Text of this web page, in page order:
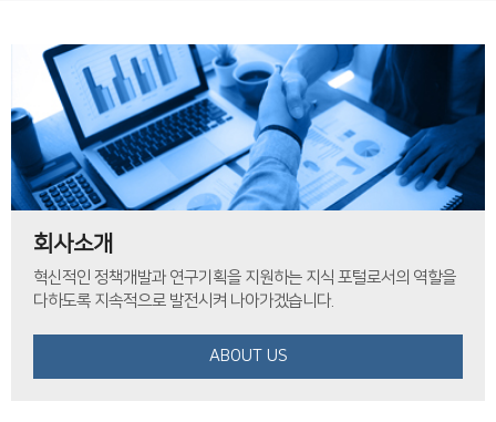
회사소개
혁신적인 정책개발과 연구기획을 지원하는 지식 포털로서의 역할을
다하도록 지속적으로 발전시켜 나아가겠습니다.
ABOUT US